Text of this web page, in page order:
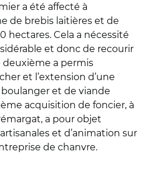
a été affecté à
de brebis laitières et de
hectares. Cela a nécessité
et donc de recourir
a permis
et l’extension d’une
et de viande
acquisition de foncier, à
a pour objet
et d’animation sur
de chanvre.